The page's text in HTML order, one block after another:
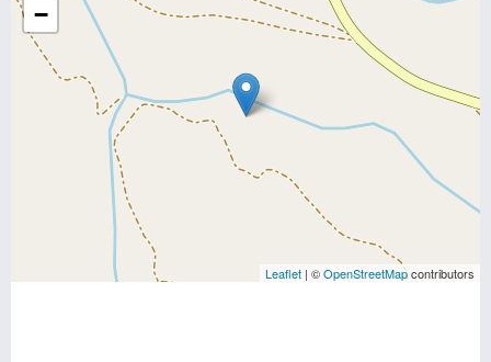
−
Leaflet | ©OpenStreetMapcontributors